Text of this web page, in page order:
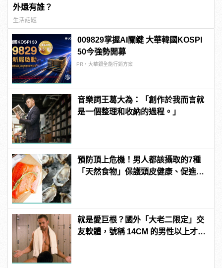
外還有誰？
生活話題
009829掌握AI關鍵 大華韓國KOSPI
50今強勢開募
PR・大華銀全能行銷方案
音樂詞王葛大為：「創作於我而言就
是一個整理和收納的過程。」
預防頂上危機！男人都該攝取的7種
「天然食物」保護頭皮健康、促進生
就是愛巨根？國外「大老二限定」交
友軟體，號稱 14CM 的男性以上才給